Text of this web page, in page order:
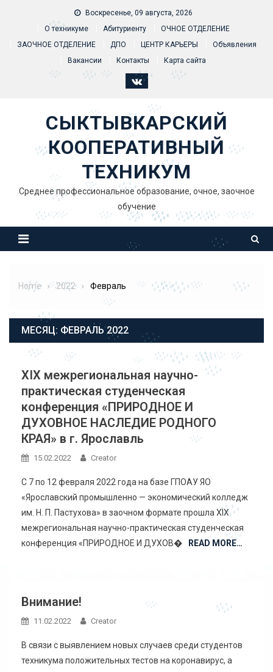
Воскресенье, 09 августа, 2026
О техникуме
Абитуриенту
ОЧНОЕ ОТДЕЛЕНИЕ
ЗАОЧНОЕ ОТДЕЛЕНИЕ
ДПО ЦЕНТР КАРЬЕРЫ
Объявления
Вакансии
Контакты Карта сайта
СЫКТЫВКАРСКИЙ
КООПЕРАТИВНЫЙ
ТЕХНИКУМ
Среднее профессиональное образование, очное, заочное
обучение
Home 2022 Февраль
МЕСЯЦ: ФЕВРАЛЬ 2022
XIX межрегиональная научно-
практическая студенческая
конференция «ПРИРОДНОЕ И
ДУХОВНОЕ НАСЛЕДИЕ РОДНОГО
КРАЯ» в г. Ярославль
15.02.2022 Creator
С 7 по 12 февраля 2022 года на базе ГПОАУ ЯО
«Ярославский промышленно — экономический колледж
им. Н. П. Пастухова» в заочном формате прошла XIX
межрегиональная научно-практическая студенческая
конференция «ПРИРОДНОЕ И ДУХОВ�
READ MORE…
Внимание!
11.02.2022 Creator
В связи с выявлением новых случаев среди студентов
техникума положительных тестов на коронавирус, а